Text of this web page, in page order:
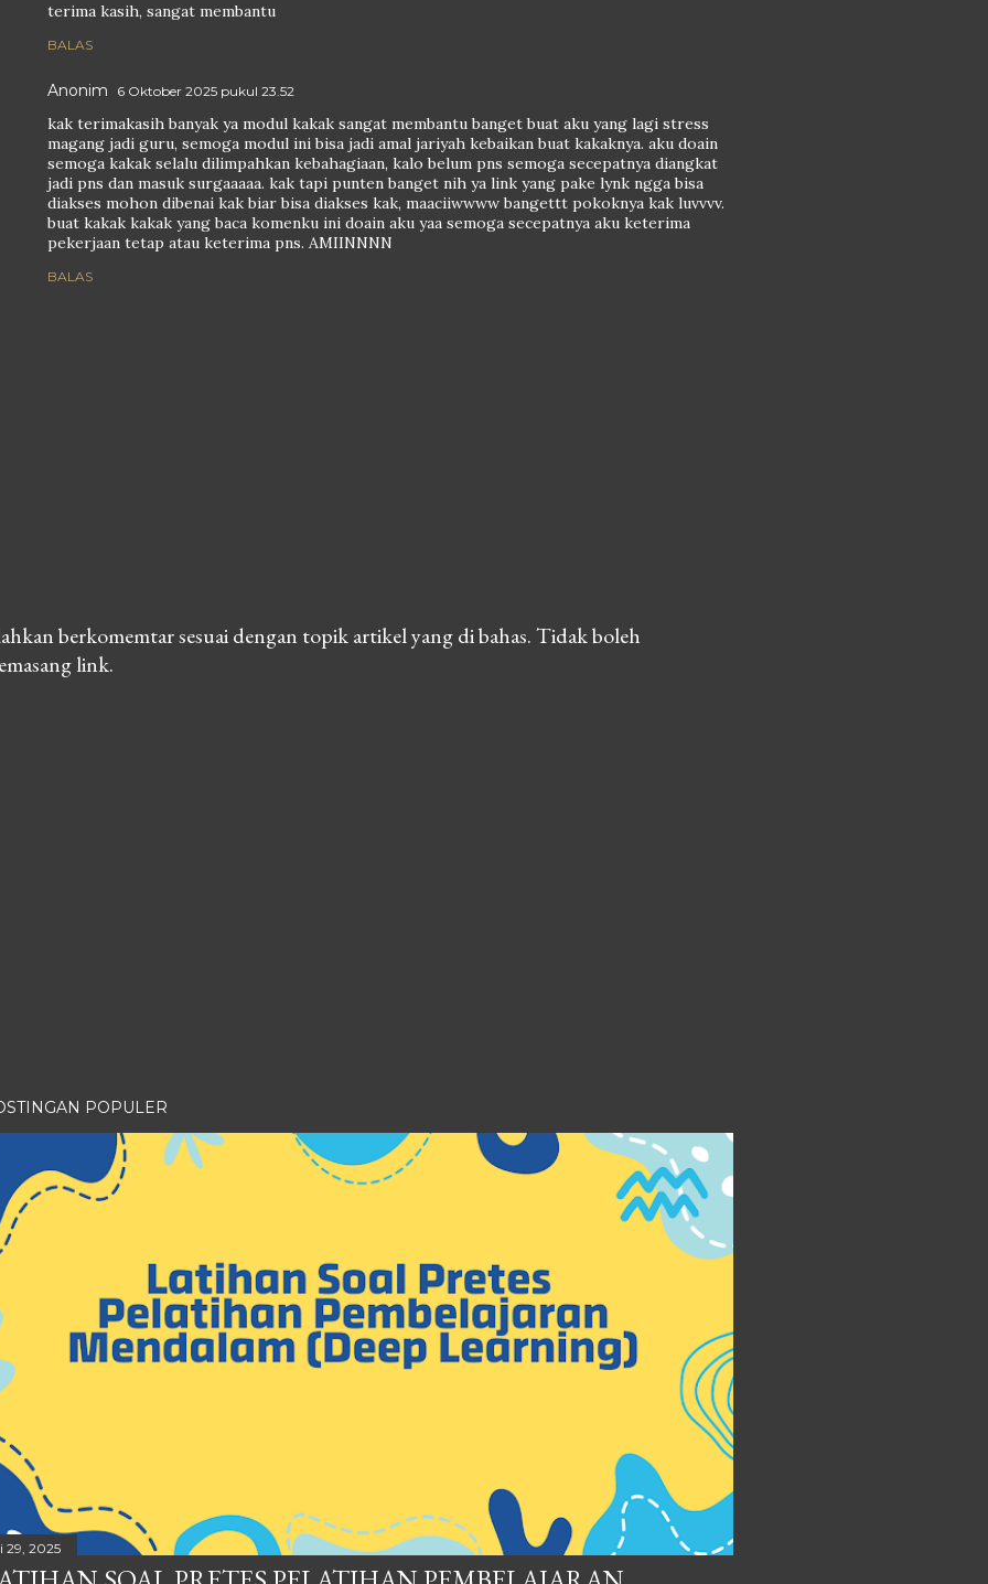
terima kasih, sangat membantu
BALAS
Anonim 6 Oktober 2025 pukul 23.52
kak terimakasih banyak ya modul kakak sangat membantu banget buat aku yang lagi stress
magang jadi guru, semoga modul ini bisa jadi amal jariyah kebaikan buat kakaknya. aku doain
semoga kakak selalu dilimpahkan kebahagiaan, kalo belum pns semoga secepatnya diangkat
jadi pns dan masuk surgaaaaa. kak tapi punten banget nih ya link yang pake lynk ngga bisa
diakses mohon dibenai kak biar bisa diakses kak, maaciiwwww bangettt pokoknya kak luvvvv.
buat kakak kakak yang baca komenku ini doain aku yaa semoga secepatnya aku keterima
pekerjaan tetap atau keterima pns. AMIINNNN
BALAS
berkomemtar sesuai dengan topik artikel yang di bahas. Tidak boleh
link.
POPULER
29, 2025